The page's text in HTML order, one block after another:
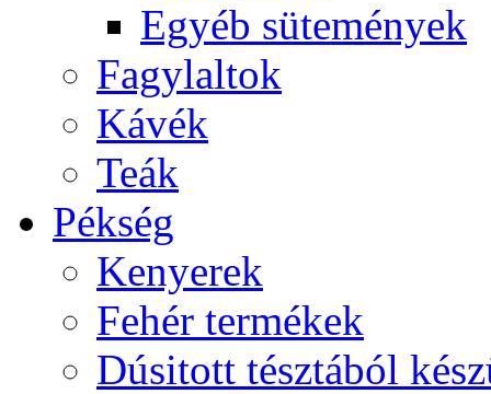
Egyéb sütemények
Fagylaltok
Kávék
Teák
Pékség
Kenyerek
Fehér termékek
Dúsitott tésztából